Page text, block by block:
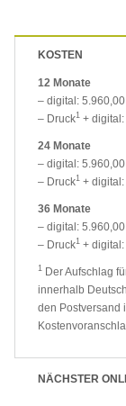
KOSTEN
12 Monate
– digital:
– Druck1 +
24 Monate
– digital:
– Druck1 +
36 Monate
– digital:
– Druck1 +
1 Der Aufschlag
innerhalb
den Postversand
NÄCHSTER